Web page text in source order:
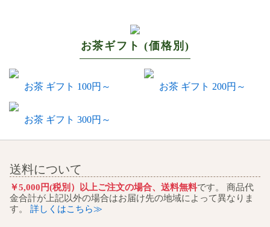
お茶ギフト (価格別)
お茶 ギフト 100円～ お茶 ギフト 200円～
お茶 ギフト 300円～
送料について
￥5,000円(税別）以上ご注文の場合、送料無料です。 商品代
金合計が上記以外の場合はお届け先の地域によって異なりま
す。
詳しくはこちら≫